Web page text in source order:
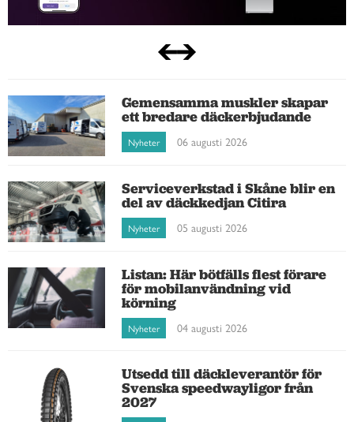
Gemensamma muskler skapar
ett bredare däckerbjudande
Nyheter 06 augusti 2026
Serviceverkstad i Skåne blir en
del av däckkedjan Citira
Nyheter 05 augusti 2026
Listan: Här bötfälls flest förare
för mobilanvändning vid
körning
Nyheter 04 augusti 2026
Utsedd till däckleverantör för
Svenska speedwayligor från
2027